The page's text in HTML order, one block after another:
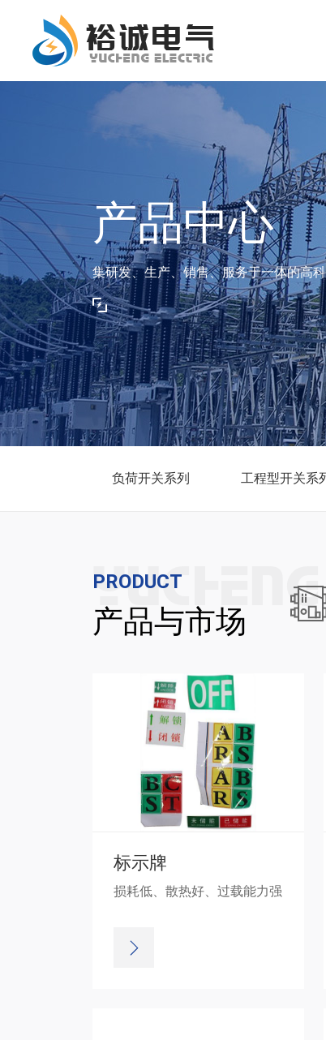
产品中心
集研发、生产、销售、服务于一体的高
负荷开关系列 工程型开关系
PRODUCT
产品与市场
标示牌
损耗低、散热好、过载能力强